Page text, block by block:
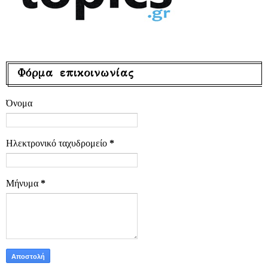
Φόρμα επικοινωνίας
Όνομα
Ηλεκτρονικό ταχυδρομείο *
Μήνυμα *